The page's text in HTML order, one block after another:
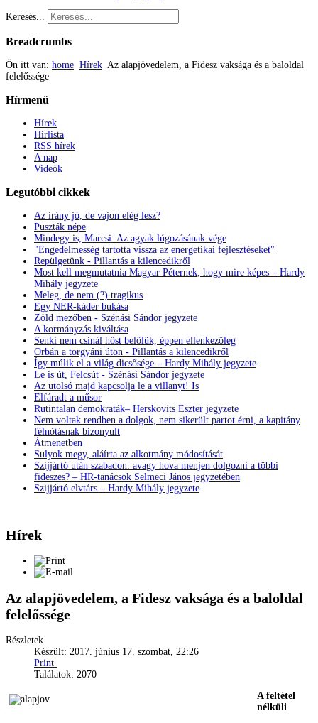
Keresés...
Breadcrumbs
Ön itt van: home Hírek Az alapjövedelem, a Fidesz vaksága és a baloldal
felelőssége
Hírmenü
Hírek
Hírlista
RSS hírek
A nap
Videók
Legutóbbi cikkek
Az irány jó, de vajon elég lesz?
Puszták népe
Mindegy is, Marcsi. Az agyak lúgozásának vége
"Engedelmesség tartotta vissza az energetikai fejlesztéseket"
Repülgetünk - Pillantás a kilencedikről
Most kell megmutatnia Magyar Péternek, hogy mire képes – Hardy
Mihály jegyzete
Meleg, de nem (?) tragikus
Egy NER-káder bukása
Zöld mezőben - Szénási Sándor jegyzete
A kormányzás kiváltása
Senki nem csinál hőst belőlük, éppen ellenkezőleg
Orbán a torgyáni úton - Pillantás a kilencedikről
Így múlik el a világ dicsősége – Hardy Mihály jegyzete
Le is út, Felcsút - Szénási Sándor jegyzete
Az utolsó majd kapcsolja le a villanyt! Is
Elfáradt a műsor
Rutintalan demokraták– Herskovits Eszter jegyzete
Nem voltak rendben a dolgok, nem sikerült partot érni, a kapitány
félnótásnak bizonyult
Átmenetben
Sulyok megy, aláírta az alkotmány módosítását
Szijjártó után szabadon: avagy hova menjen dolgozni a többi
fideszes? – HR-tanácsok Selmeci János jegyzetében
Szijjártó elvtárs – Hardy Mihály jegyzete
Hírek
Az alapjövedelem, a Fidesz vaksága és a baloldal
felelőssége
Részletek
Készült: 2017. június 17. szombat, 22:26
Print
Találatok: 2070
A feltétel
nélküli